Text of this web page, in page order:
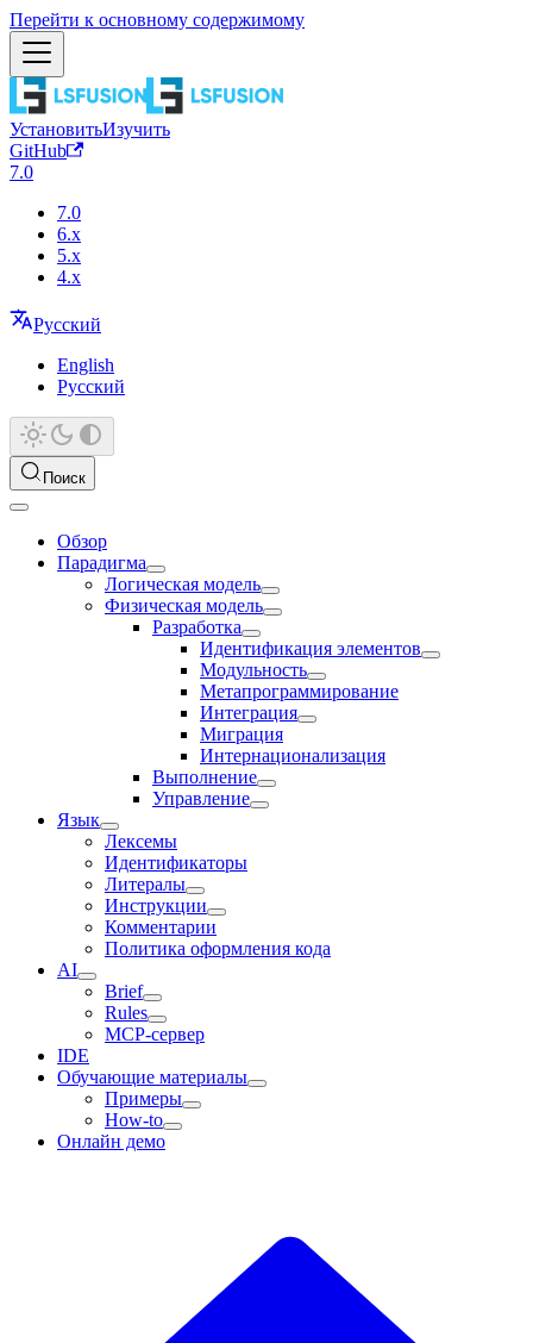
Перейти к основному содержимому
УстановитьИзучить
GitHub
7.0
7.0
6.x
5.x
4.x
Русский
English
Русский
Поиск
Обзор
Парадигма
Логическая модель
Физическая модель
Разработка
Идентификация элементов
Модульность
Метапрограммирование
Интеграция
Миграция
Интернационализация
Выполнение
Управление
Язык
Лексемы
Идентификаторы
Литералы
Инструкции
Комментарии
Политика оформления кода
AI
Brief
Rules
MCP-сервер
IDE
Обучающие материалы
Примеры
How-to
Онлайн демо